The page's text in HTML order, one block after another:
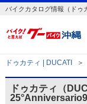
バイクカタログ情報（ドゥ
ドゥカティ | DUCATI ＞
ドゥカティ（